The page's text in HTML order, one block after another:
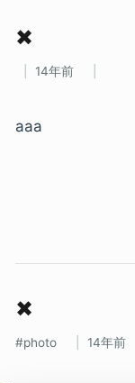
✖
14年前
aaa
✖
photo 14年前